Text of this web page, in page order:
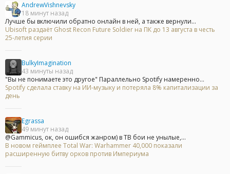
AndrewVishnevsky
18 минут назад
Лучше бы включили обратно онлайн в ней, а также вернули...
Ubisoft раздаёт Ghost Recon Future Soldier на ПК до 13 августа в честь
25-летия серии
BulkyImagination
43 минуты назад
"Вы не понимаете это другое" Параллельно Spotify намеренно...
Spotify сделала ставку на ИИ-музыку и потеряла 8% капитализации за
день
Egrassa
49 минут назад
@Gammicus, ок, он ошибся жанром) в ТВ бои не унылые,...
В новом геймплее Total War: Warhammer 40,000 показали
расширенную битву орков против Империума